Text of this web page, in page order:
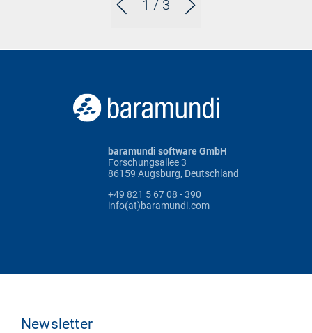
1 / 3
baramundi software GmbH
Forschungsallee 3
86159 Augsburg, Deutschland
+49 821 5 67 08 - 390
info(at)baramundi.com
Newsletter